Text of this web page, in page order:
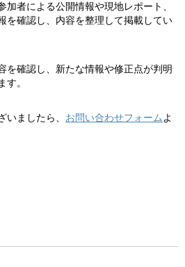
加者による公開情報や現地レポート、
を確認し、内容を整理して掲載してい
を確認し、新たな情報や修正点が判明
す。
いましたら、 お問い合わせフォームよ